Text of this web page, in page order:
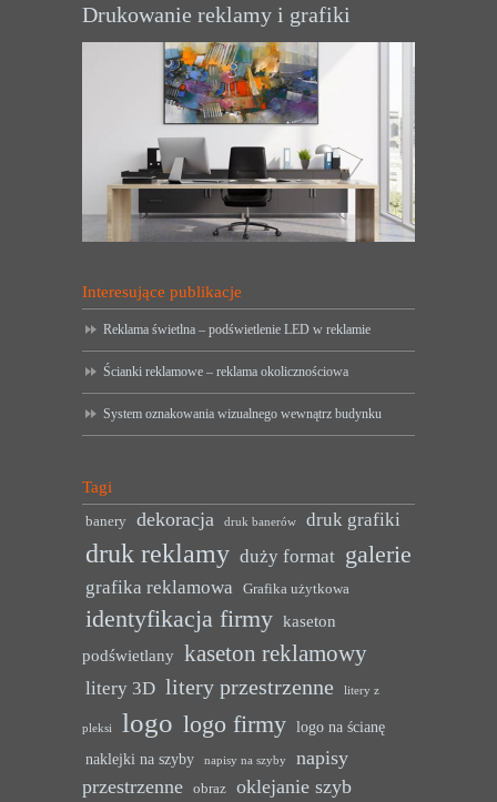
Drukowanie reklamy i grafiki
Interesujące publikacje
Reklama świetlna – podświetlenie LED w reklamie
Ścianki reklamowe – reklama okolicznościowa
System oznakowania wizualnego wewnątrz budynku
Tagi
banery dekoracja druk banerów druk grafiki
druk reklamy duży format galerie
grafika reklamowa Grafika użytkowa
identyfikacja firmy kaseton
podświetlany kaseton reklamowy
litery 3D litery przestrzenne litery z
pleksi logo logo firmy logo na ścianę
naklejki na szyby
napisy na szyby
napisy
przestrzenne
obraz oklejanie szyb